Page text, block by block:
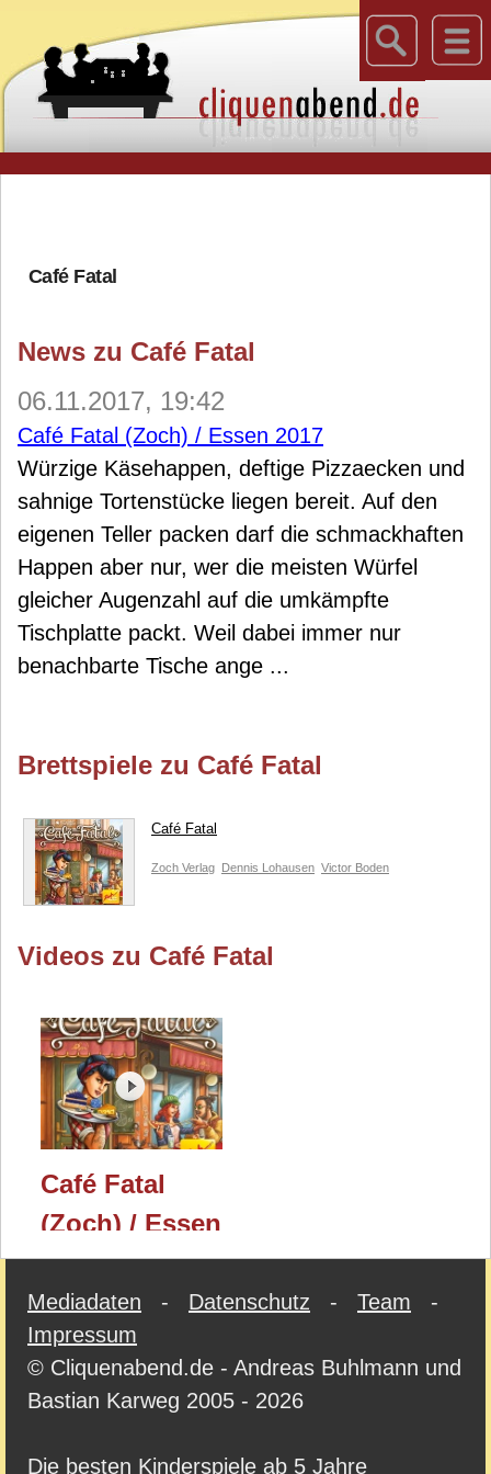
Café Fatal
News zu Café Fatal
06.11.2017, 19:42
Café Fatal (Zoch) / Essen 2017
Würzige Käsehappen, deftige Pizzaecken und
sahnige Tortenstücke liegen bereit. Auf den
eigenen Teller packen darf die schmackhaften
Happen aber nur, wer die meisten Würfel
gleicher Augenzahl auf die umkämpfte
Tischplatte packt. Weil dabei immer nur
benachbarte Tische ange ...
Brettspiele zu Café Fatal
Café Fatal
Zoch Verlag Dennis Lohausen Victor Boden
Videos zu Café Fatal
Café Fatal
(Zoch) / Essen
2017
Mediadaten - Datenschutz - Team -
Impressum
© Cliquenabend.de - Andreas Buhlmann und
Bastian Karweg 2005 - 2026
Die besten Kinderspiele ab 5 Jahre